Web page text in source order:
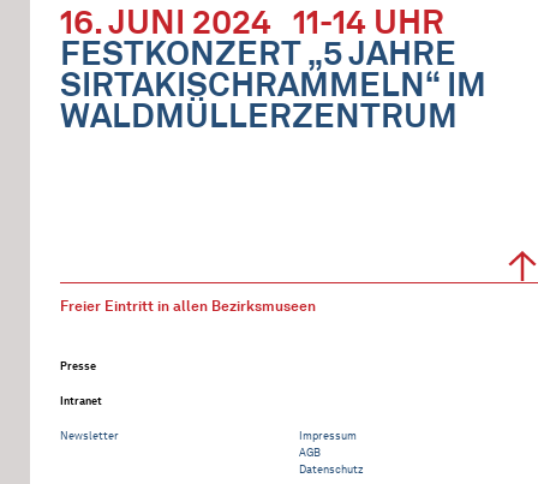
16. JUNI 2024 11-14 UHR
FESTKONZERT „5 JAHRE
SIRTAKISCHRAMMELN“ IM
WALDMÜLLERZENTRUM
Freier Eintritt in allen Bezirksmuseen
Presse
Intranet
Newsletter
Impressum
AGB
Datenschutz